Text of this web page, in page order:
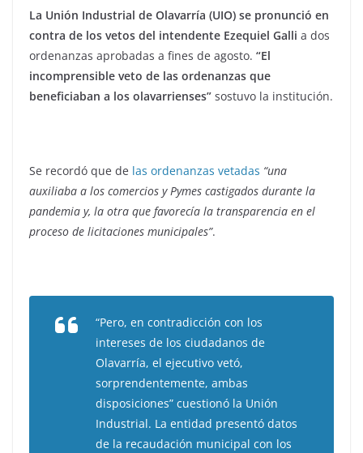
La Unión Industrial de Olavarría (UIO) se pronunció en
contra de los vetos del intendente Ezequiel Galli a dos
ordenanzas aprobadas a fines de agosto. “El
incomprensible veto de las ordenanzas que
beneficiaban a los olavarrienses” sostuvo la institución.
Se recordó que de las ordenanzas vetadas “una
auxiliaba a los comercios y Pymes castigados durante la
pandemia y, la otra que favorecía la transparencia en el
proceso de licitaciones municipales”.
“Pero, en contradicción con los
intereses de los ciudadanos de
Olavarría, el ejecutivo vetó,
sorprendentemente, ambas
disposiciones” cuestionó la Unión
Industrial. La entidad presentó datos
de la recaudación municipal con los